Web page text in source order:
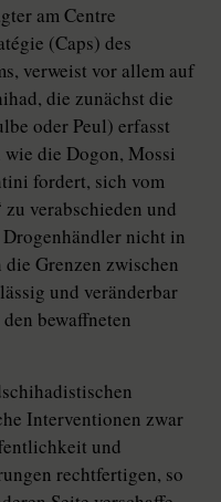
am Centre
(Caps) des
verweist vor allem auf
die zunächst die
oder Peul) erfasst
wie die Dogon, Mossi
fordert, sich vom
verabschieden und
nicht in
Grenzen zwischen
und veränderbar
bewaffneten
Interventionen zwar
und
rechtfertigen, so